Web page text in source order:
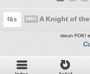
f&s HBO A Knight of
steun FOK!